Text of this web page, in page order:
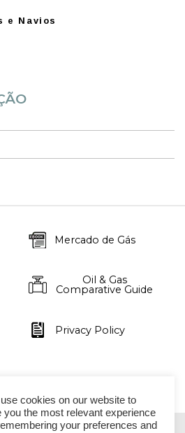
e Navios
Mercado de Gás
Oil & Gas
Comparative Guide
Privacy Policy
cookies on our website to
you the most relevant experience
your preferences and